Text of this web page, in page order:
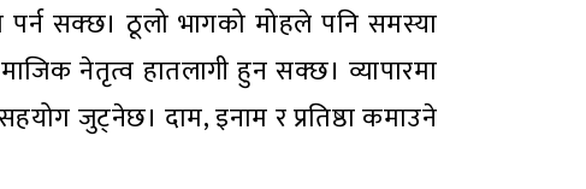
पर्न सक्छ। ठूलो भागको मोहले पनि समस्या
नेतृत्व हातलागी हुन सक्छ। व्यापारमा
जुट्नेछ। दाम, इनाम र प्रतिष्ठा कमाउने